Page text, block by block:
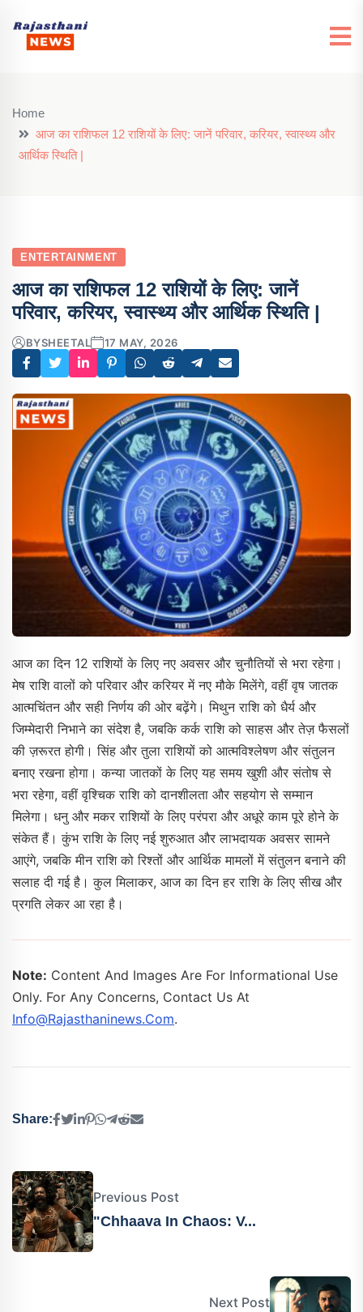
Home
आज का राशिफल 12 राशियों के लिए: जानें परिवार, करियर, स्वास्थ्य और
आर्थिक स्थिति |
ENTERTAINMENT
आज का राशिफल 12 राशियों के लिए: जानें
परिवार, करियर, स्वास्थ्य और आर्थिक स्थिति |
BYSHEETAL 17 MAY, 2026
आज का दिन 12 राशियों के लिए नए अवसर और चुनौतियों से भरा रहेगा।
मेष राशि वालों को परिवार और करियर में नए मौके मिलेंगे, वहीं वृष जातक
आत्मचिंतन और सही निर्णय की ओर बढ़ेंगे। मिथुन राशि को धैर्य और
जिम्मेदारी निभाने का संदेश है, जबकि कर्क राशि को साहस और तेज़ फैसलों
की ज़रूरत होगी। सिंह और तुला राशियों को आत्मविश्लेषण और संतुलन
बनाए रखना होगा। कन्या जातकों के लिए यह समय खुशी और संतोष से
भरा रहेगा, वहीं वृश्चिक राशि को दानशीलता और सहयोग से सम्मान
मिलेगा। धनु और मकर राशियों के लिए परंपरा और अधूरे काम पूरे होने के
संकेत हैं। कुंभ राशि के लिए नई शुरुआत और लाभदायक अवसर सामने
आएंगे, जबकि मीन राशि को रिश्तों और आर्थिक मामलों में संतुलन बनाने की
सलाह दी गई है। कुल मिलाकर, आज का दिन हर राशि के लिए सीख और
प्रगति लेकर आ रहा है।
Note: Content And Images Are For Informational Use
Only. For Any Concerns, Contact Us At
Info@rajasthaninews.com.
Share:
Previous Post
"Chhaava In Chaos: V...
Next Post